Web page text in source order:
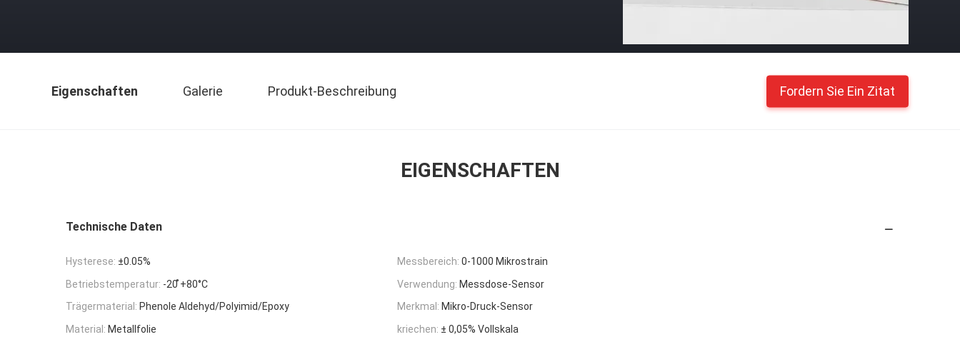
Eigenschaften Galerie Produkt-Beschreibung Fordern Sie Ein Zitat
EIGENSCHAFTEN
Technische Daten
Hysterese: ±0.05% Messbereich: 0-1000 Mikrostrain
Betriebstemperatur: -20 ̊+80°C Verwendung: Messdose-Sensor
Trägermaterial: Phenole Aldehyd/Polyimid/Epoxy Merkmal: Mikro-Druck-Sensor
Material: Metallfolie kriechen: ± 0,05% Vollskala